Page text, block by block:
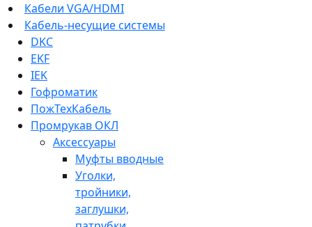
Кабели VGA/HDMI
Кабель-несущие системы
DKC
EKF
IEK
Гофроматик
ПожТехКабель
Промрукав ОКЛ
Аксессуары
Муфты вводные
Уголки,
тройники,
заглушки,